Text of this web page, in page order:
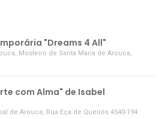
"Dreams 4 All"
, Mosteiro de Santa Maria de Arouca,
com Alma" de Isabel
de Arouca , Rua Eça de Queirós 4540-194